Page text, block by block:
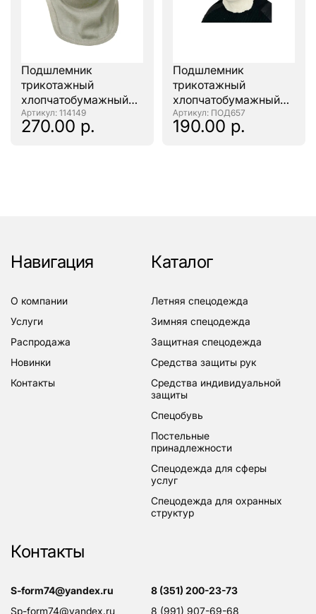
Подшлемник
трикотажный
хлопчатобумажный
(цв. суровый) - кратно
10шт
: 114149
270.00 р.
Подшлемник
трикотажный
хлопчатобумажный
(Белый): ПОД657
190.00 р.
Навигация
о компании
услуги
распродажа
новинки
контакты
Каталог
летняя спецодежда
зимняя спецодежда
защитная спецодежда
средства защиты рук
средства индивидуальной
защиты
спецобувь
постельные
принадлежности
спецодежда для сферы
услуг
спецодежда для охранных
структур
Контакты
s-form74@yandex.ru
sp-form74@yandex.ru
8 (351) 200-23-73
8 (991) 907-69-68